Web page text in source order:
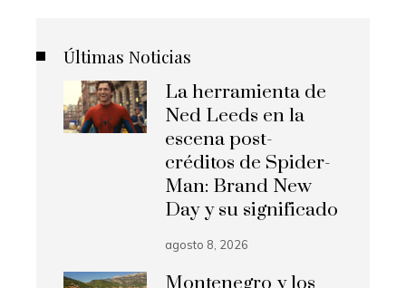
Últimas Noticias
La herramienta de
Ned Leeds en la
escena post-
créditos de Spider-
Man: Brand New
Day y su significado
agosto 8, 2026